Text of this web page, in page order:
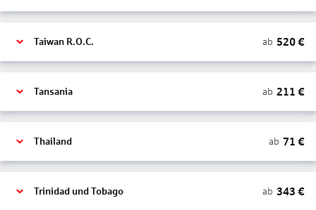
Taiwan R.O.C. ab 520€
Tansania ab 211 €
Thailand ab 71 €
Trinidad und Tobago ab 343 €